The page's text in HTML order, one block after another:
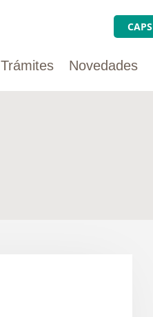
CAPS
Trámites Novedades